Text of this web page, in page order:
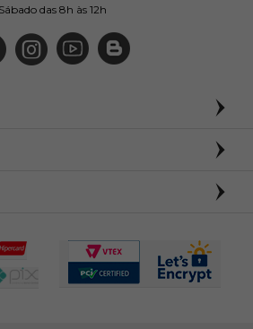
Sábado das 8h às 12h